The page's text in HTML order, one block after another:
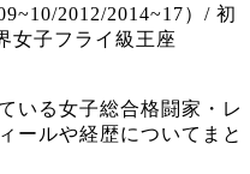
2012/2014~17）/ 初
女子フライ級王座
いる女子総合格闘家・レ
ールや経歴についてまと